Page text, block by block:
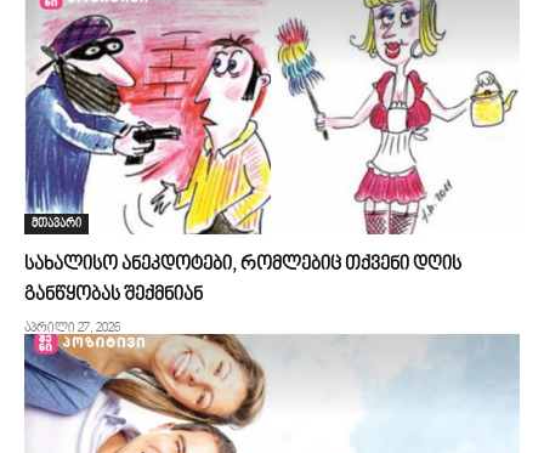
მთავარი
სახალისო ანეკდოტები, რომლებიც თქვენი დღის
განწყობას შექმნიან
აპრილი 27, 2026